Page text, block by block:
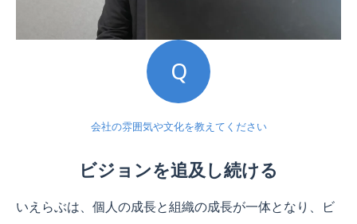
Q
会社の雰囲気や文化を教えてください
ビジョンを追及し続ける
いえらぶは、個人の成長と組織の成長が一体となり、ビ